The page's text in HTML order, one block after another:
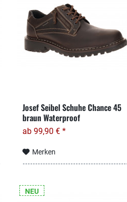
Josef Seibel Schuhe Chance 45
braun Waterproof
ab 99,90 € *
Merken
NEU